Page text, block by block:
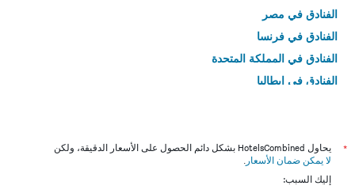
الفنادق في مصر
الفنادق في فرنسا
الفنادق في المملكة المتحدة
الفنادق في إيطاليا
*
يحاول HotelsCombined بشكل دائم الحصول على الأسعار الدقيقة، ولكن
لا يمكن ضمان الأسعار .
إليك السبب: